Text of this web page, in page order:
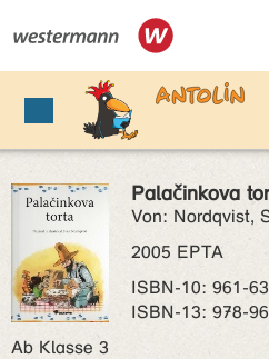
Palačinkova
Von: Nordqvist,
2005 EPTA
ISBN‑10: 961-
ISBN‑13: 978-
Ab Klasse 3